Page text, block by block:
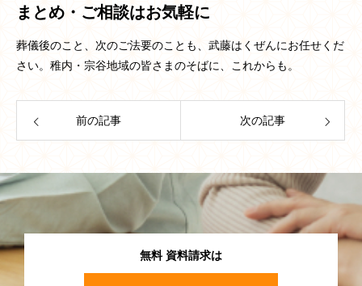
まとめ・ご相談はお気軽に
葬儀後のこと、次のご法要のことも、武藤はくぜんにお任せくだ
さい。稚内・宗谷地域の皆さまのそばに、これからも。
前の記事 次の記事
無料 資料請求は